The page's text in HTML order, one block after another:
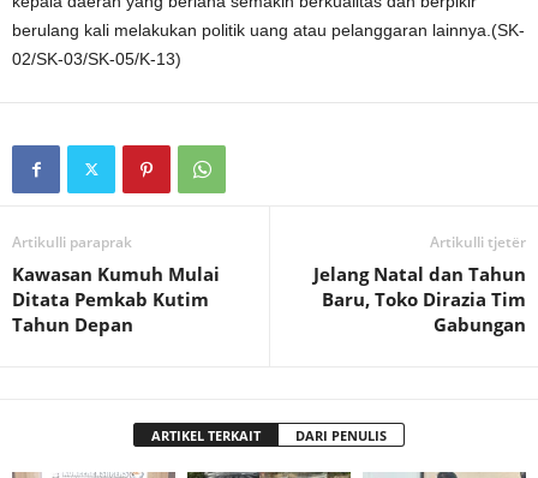
berulang kali melakukan politik uang atau pelanggaran lainnya.(SK-
02/SK-03/SK-05/K-13)
Artikulli paraprak
Kawasan Kumuh Mulai
Ditata Pemkab Kutim
Tahun Depan
Artikulli tjetër
Jelang Natal dan Tahun
Baru, Toko Dirazia Tim
Gabungan
ARTIKEL TERKAIT DARI PENULIS